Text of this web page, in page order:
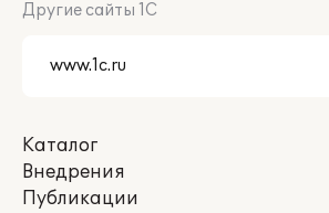
Другие сайты 1С
Каталог
Внедрения
Публикации